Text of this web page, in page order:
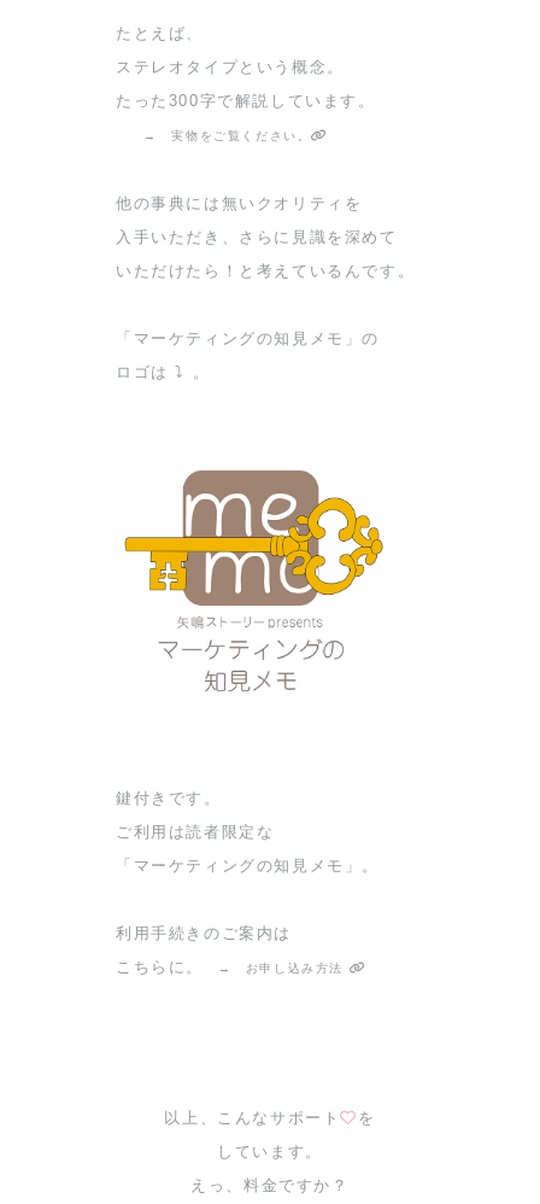
たとえば、
ステレオタイプという概念。
たった300字で解説しています。
→ 実物をご覧ください。
他の事典には無いクオリティを
入手いただき、さらに見識を深めて
いただけたら！と考えているんです。
「マーケティングの知見メモ」の
ロゴは ⤵︎ 。
鍵付きです。
ご利用は読者限定な
「マーケティングの知見メモ」。
利用手続きのご案内は
こちらに。
→ お申し込み方法
以上、こんなサポート
を
しています。
えっ、料金ですか？